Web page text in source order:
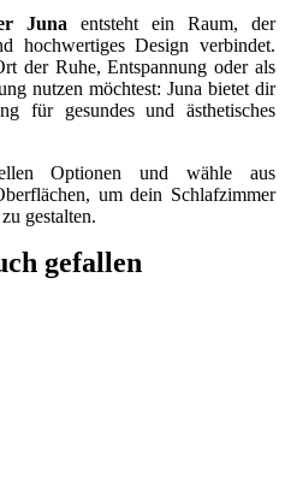
Juna entsteht ein Raum, der
hochwertiges Design verbindet.
der Ruhe, Entspannung oder als
nutzen möchtest: Juna bietet dir
für gesundes und ästhetisches
Optionen und wähle aus
um dein Schlafzimmer
gestalten.
gefallen